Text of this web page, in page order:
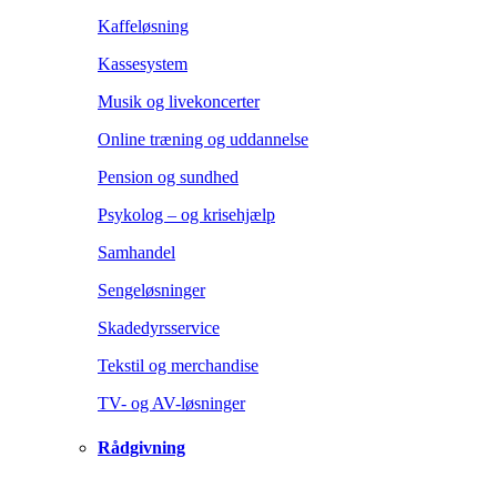
Kaffeløsning
Kassesystem
Musik og livekoncerter
Online træning og uddannelse
Pension og sundhed
Psykolog – og krisehjælp
Samhandel
Sengeløsninger
Skadedyrsservice
Tekstil og merchandise
TV- og AV-løsninger
Rådgivning